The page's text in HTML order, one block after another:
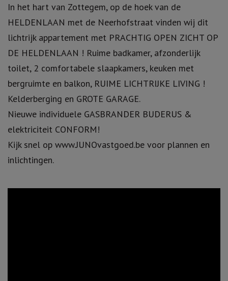
In het hart van Zottegem, op de hoek van de
HELDENLAAN met de Neerhofstraat vinden wij dit
lichtrijk appartement met PRACHTIG OPEN ZICHT OP
DE HELDENLAAN ! Ruime badkamer, afzonderlijk
toilet, 2 comfortabele slaapkamers, keuken met
bergruimte en balkon, RUIME LICHTRIJKE LIVING !
Kelderberging en GROTE GARAGE.
Nieuwe individuele GASBRANDER BUDERUS &
elektriciteit CONFORM!
Kijk snel op www.JUNOvastgoed.be voor plannen en
inlichtingen.